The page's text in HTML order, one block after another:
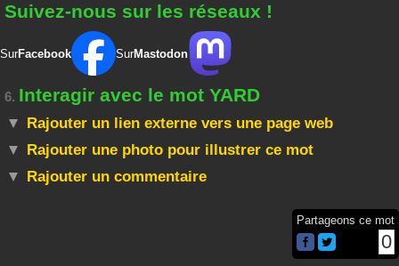
Suivez-nous sur les réseaux !
SurFacebook SurMastodon
6. Interagir avec le mot YARD
Rajouter un lien externe vers une page web
Rajouter une photo pour illustrer ce mot
Rajouter un commentaire
Partageons ce mot
0